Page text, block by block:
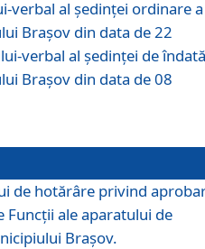
verbal al şedinţei ordinare a
Braşov din data de 22
verbal al şedinţei de
Braşov din data de 08
de hotărâre privind
Funcţii ale aparatului de
Braşov.